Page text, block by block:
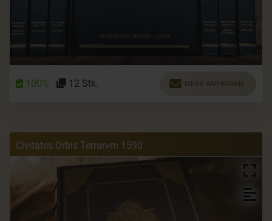
100% 12 Stk. WERK ANFRAGEN
Civitates Orbis Terrarvm 1590